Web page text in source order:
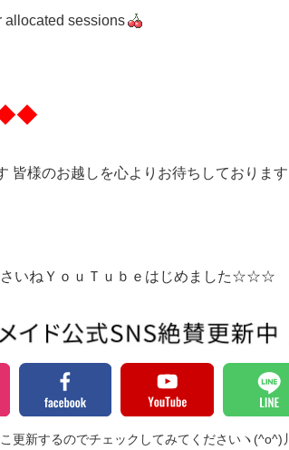
allocated sessions
皆様のお越しを心よりお待ちしております
さいねＹｏｕＴｕｂｅはじめました☆☆☆
更新するのでチェックしてみてくださいヽ(^o^)丿